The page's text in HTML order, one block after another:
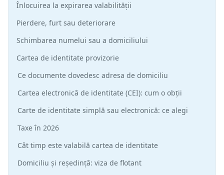
Înlocuirea la expirarea valabilității
Pierdere, furt sau deteriorare
Schimbarea numelui sau a domiciliului
Cartea de identitate provizorie
Ce documente dovedesc adresa de domiciliu
Cartea electronică de identitate (CEI): cum o obții
Carte de identitate simplă sau electronică: ce alegi
Taxe în 2026
Cât timp este valabilă cartea de identitate
Domiciliu și reședință: viza de flotant